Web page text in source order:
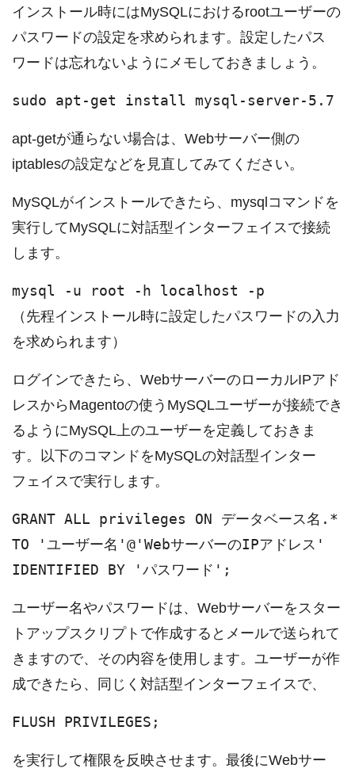
インストール時にはMySQLにおけるrootユーザーの
パスワードの設定を求められます。設定したパス
ワードは忘れないようにメモしておきましょう。
sudo apt-get install mysql-server-5.7
apt-getが通らない場合は、Webサーバー側の
iptablesの設定などを見直してみてください。
MySQLがインストールできたら、mysqlコマンドを
実行してMySQLに対話型インターフェイスで接続
します。
mysql -u root -h localhost -p
（先程インストール時に設定したパスワードの入力
を求められます）
ログインできたら、WebサーバーのローカルIPアド
レスからMagentoの使うMySQLユーザーが接続でき
るようにMySQL上のユーザーを定義しておきま
す。以下のコマンドをMySQLの対話型インター
フェイスで実行します。
GRANT ALL privileges ON データベース名.*
TO 'ユーザー名'@'WebサーバーのIPアドレス'
IDENTIFIED BY 'パスワード';
ユーザー名やパスワードは、Webサーバーをスター
トアップスクリプトで作成するとメールで送られて
きますので、その内容を使用します。ユーザーが作
成できたら、同じく対話型インターフェイスで、
FLUSH PRIVILEGES;
を実行して権限を反映させます。最後にWebサー